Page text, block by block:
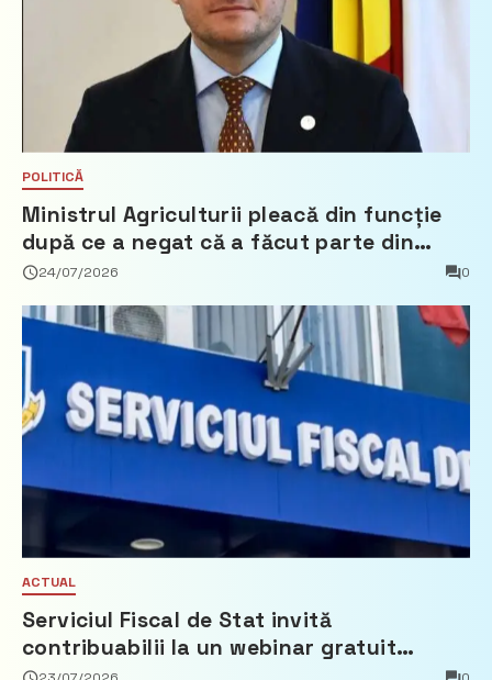
POLITICĂ
Ministrul Agriculturii pleacă din funcție
după ce a negat că a făcut parte din
Partidul Democrat
24/07/2026 0
ACTUAL
Serviciul Fiscal de Stat invită
contribuabilii la un webinar gratuit